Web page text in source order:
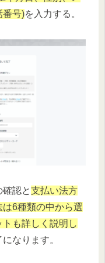
番号)を入力する。
認と支払い法方
は6種類の中から選
も詳しく説明し
なります。